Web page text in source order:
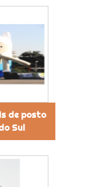
de posto
Sul